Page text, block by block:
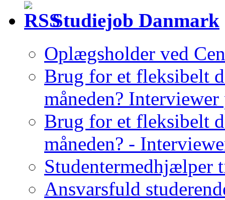
Studiejob Danmark
Oplægsholder ved
Brug for et fleksibelt
måneden? Interviewer
Brug for et fleksibelt
måneden? -
Studentermedhjælper
Ansvarsfuld